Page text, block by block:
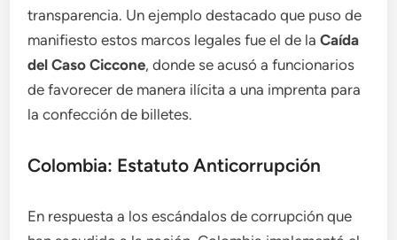
transparencia. Un ejemplo destacado que puso de
manifiesto estos marcos legales fue el de laCaída
del Caso Ciccone, donde se acusó a funcionarios
de favorecer de manera ilícita a una imprenta para
la confección de billetes.
Colombia: Estatuto Anticorrupción
En respuesta a los escándalos de corrupción que